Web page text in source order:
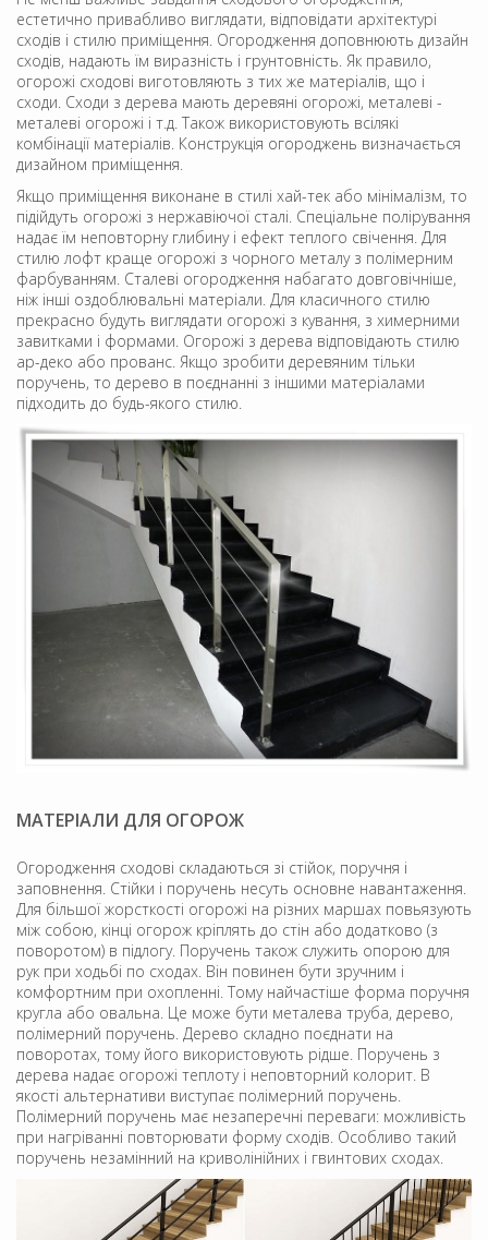
естетично привабливо виглядати, відповідати архітектурі
сходів і стилю приміщення. Огородження доповнюють дизайн
сходів, надають їм виразність і грунтовність. Як правило,
огорожі сходові виготовляють з тих же матеріалів, що і
сходи. Сходи з дерева мають деревяні огорожі, металеві -
металеві огорожі і т.д. Також використовують всілякі
комбінації матеріалів. Конструкція огороджень визначається
дизайном приміщення.
Якщо приміщення виконане в стилі хай-тек або мінімалізм, то
підійдуть огорожі з нержавіючої сталі. Спеціальне полірування
надає їм неповторну глибину і ефект теплого свічення. Для
стилю лофт краще огорожі з чорного металу з полімерним
фарбуванням. Сталеві огородження набагато довговічніше,
ніж інші оздоблювальні матеріали. Для класичного стилю
прекрасно будуть виглядати огорожі з кування, з химерними
завитками і формами. Огорожі з дерева відповідають стилю
ар-деко або прованс. Якщо зробити деревяним тільки
поручень, то дерево в поєднанні з іншими матеріалами
підходить до будь-якого стилю.
МАТЕРІАЛИ ДЛЯ ОГОРОЖ
Огородження сходові складаються зі стійок, поручня і
заповнення. Стійки і поручень несуть основне навантаження.
Для більшої жорсткості огорожі на різних маршах повьязують
між собою, кінці огорож кріплять до стін або додатково (з
поворотом) в підлогу. Поручень також служить опорою для
рук при ходьбі по сходах. Він повинен бути зручним і
комфортним при охопленні. Тому найчастіше форма поручня
кругла або овальна. Це може бути металева труба, дерево,
полімерний поручень. Дерево складно поєднати на
поворотах, тому його використовують рідше. Поручень з
дерева надає огорожі теплоту і неповторний колорит. В
якості альтернативи виступає полімерний поручень.
Полімерний поручень має незаперечні переваги: ​​можливість
при нагріванні повторювати форму сходів. Особливо такий
поручень незамінний на криволінійних і гвинтових сходах.